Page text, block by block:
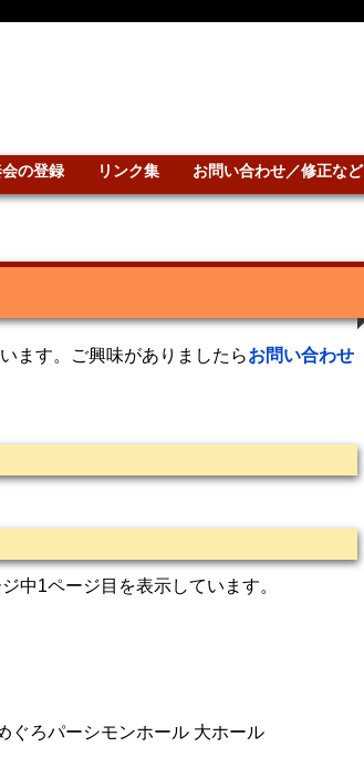
の登録 リンク集 お問い合わせ／修正など
ます。ご興味がありましたらお問い合わせ
中1ページ目を表示しています。
ろパーシモンホール 大ホール